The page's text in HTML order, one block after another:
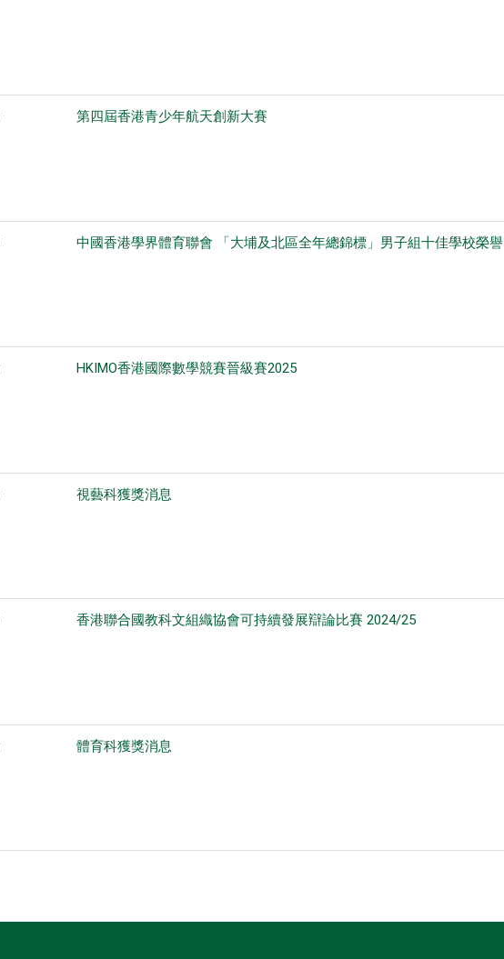
第四屆香港青少年航天創新大賽
中國香港學界體育聯會 「大埔及北區全年總錦標」男子組十佳學校榮譽
HKIMO香港國際數學競賽晉級賽2025
視藝科獲獎消息
香港聯合國教科文組織協會可持續發展辯論比賽 2024/25
體育科獲獎消息